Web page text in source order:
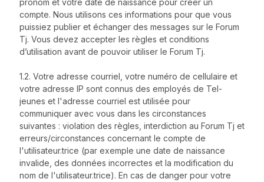
pronom et votre date de naissance pour créer un
compte. Nous utilisons ces informations pour que vous
puissiez publier et échanger des messages sur le Forum
Tj. Vous devez accepter les règles et conditions
d’utilisation avant de pouvoir utiliser le Forum Tj.
1.2. Votre adresse courriel, votre numéro de cellulaire et
votre adresse IP sont connus des employés de Tel-
jeunes et l'adresse courriel est utilisée pour
communiquer avec vous dans les circonstances
suivantes : violation des règles, interdiction au Forum Tj et
erreurs/circonstances concernant le compte de
l'utilisateur.trice (par exemple une date de naissance
invalide, des données incorrectes et la modification du
nom de l'utilisateur.trice). En cas de danger pour votre